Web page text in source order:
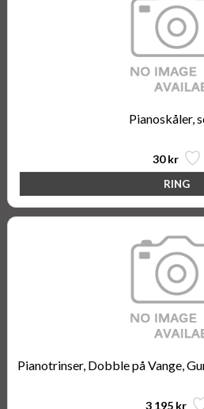
Pianoskåler,
30 kr
Pianotrinser, Dobble på Vange,
3 195 kr